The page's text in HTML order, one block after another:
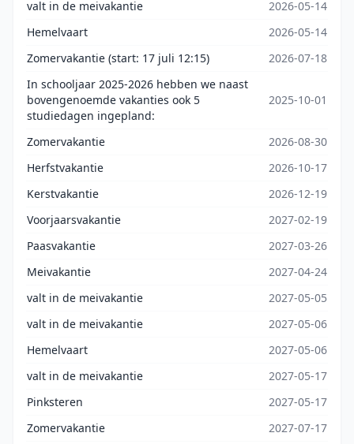
valt in de meivakantie
2026-05-14
Hemelvaart
2026-05-14
Zomervakantie (start: 17 juli 12:15)
2026-07-18
In schooljaar 2025-2026 hebben we naast
bovengenoemde vakanties ook 5
studiedagen ingepland:
2025-10-01
Zomervakantie
2026-08-30
Herfstvakantie
2026-10-17
Kerstvakantie
2026-12-19
Voorjaarsvakantie
2027-02-19
Paasvakantie
2027-03-26
Meivakantie
2027-04-24
valt in de meivakantie
2027-05-05
valt in de meivakantie
2027-05-06
Hemelvaart
2027-05-06
valt in de meivakantie
2027-05-17
Pinksteren
2027-05-17
Zomervakantie
2027-07-17